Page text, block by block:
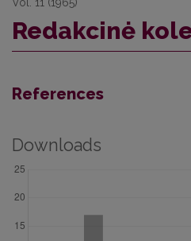
Redakcinė
References
Downloads